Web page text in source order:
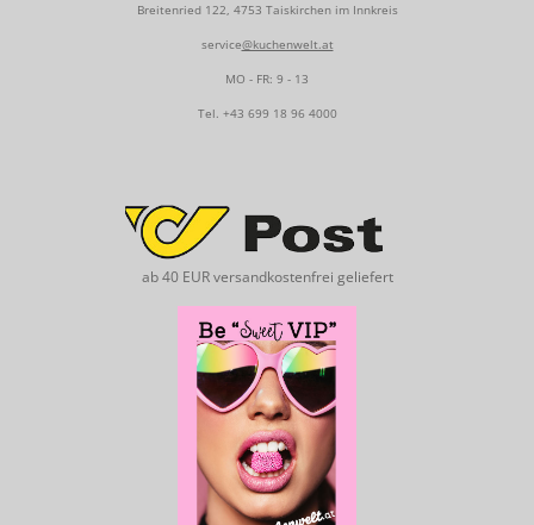
Breitenried 122, 4753 Taiskirchen im Innkreis
service@kuchenwelt.at
MO - FR: 9 - 13
Tel. +43 699 18 96 4000
ab 40 EUR versandkostenfrei geliefert